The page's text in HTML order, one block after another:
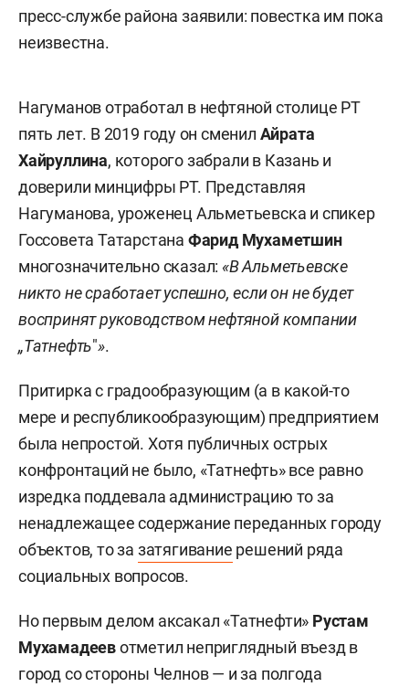
пресс-службе района заявили: повестка им пока
неизвестна.
Нагуманов отработал в нефтяной столице РТ
пять лет. В 2019 году он сменил Айрата
Хайруллина, которого забрали в Казань и
доверили минцифры РТ. Представляя
Нагуманова, уроженец Альметьевска и спикер
Госсовета Татарстана Фарид Мухаметшин
многозначительно сказал: «В Альметьевске
никто не сработает успешно, если он не будет
воспринят руководством нефтяной компании
„Татнефть"».
Притирка с градообразующим (а в какой-то
мере и республикообразующим) предприятием
была непростой. Хотя публичных острых
конфронтаций не было, «Татнефть» все равно
изредка поддевала администрацию то за
ненадлежащее содержание переданных городу
объектов, то за затягивание решений ряда
социальных вопросов.
Но первым делом аксакал «Татнефти» Рустам
Мухамадеевотметил неприглядный въезд в
город со стороны Челнов — и за полгода